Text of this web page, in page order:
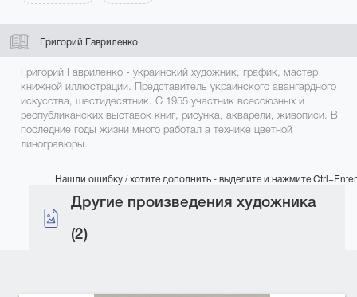
Григорий Гавриленко
Григорий Гавриленко - украинский художник, график, мастер
книжной иллюстрации. Представитель украинского авангардного
искусства, шестидесятник. С 1955 участник всесоюзных и
республиканских выставок книг, рисунка, акварели, живописи. В
последние годы жизни много работал а технике цветной
линогравюры.
Нашли ошибку / хотите дополнить - выделите и нажмите Ctrl+Enter
Другие произведения художника
(2)